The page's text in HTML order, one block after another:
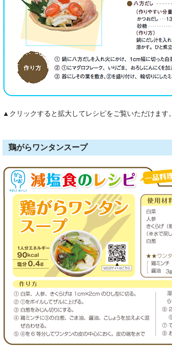
▲クリックすると拡大してレシピをご覧いただけます。
鶏がらワンタンスープ